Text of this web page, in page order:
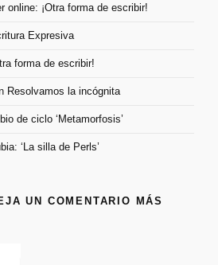
online: ¡Otra forma de escribir!
Expresiva
forma de escribir!
Resolvamos la incógnita
de ciclo ‘Metamorfosis’
‘La silla de Perls’
UN COMENTARIO MÁS